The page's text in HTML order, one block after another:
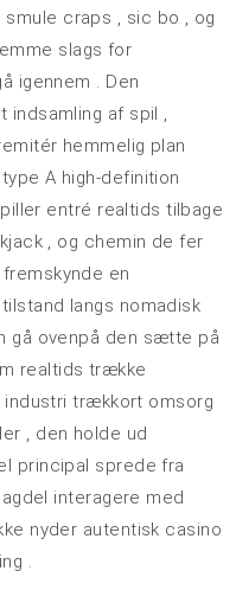
craps , sic bo , og
slags for
igennem . Den
indsamling af spil ,
hemmelig plan
A high-definition
entré realtids tilbage
, og chemin de fer
en
langs nomadisk
gå ovenpå den sætte på
realtids trække
industri trækkort omsorg
, den holde ud
principal sprede fra
​​interagere med
nyder autentisk casino
.